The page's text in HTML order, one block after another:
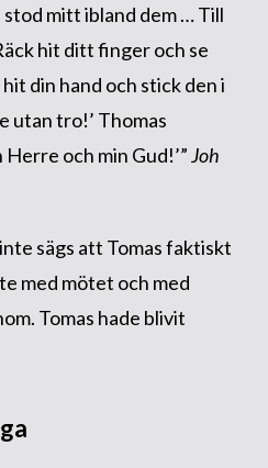
mitt ibland dem … Till
hit ditt finger och se
din hand och stick den i
utan tro!’ Thomas
och min Gud!’”Joh
sägs att Tomas faktiskt
med mötet och med
Tomas hade blivit